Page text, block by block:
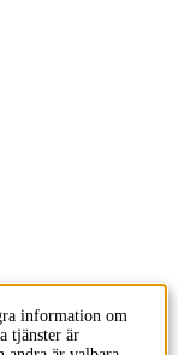
information om
tjänster är